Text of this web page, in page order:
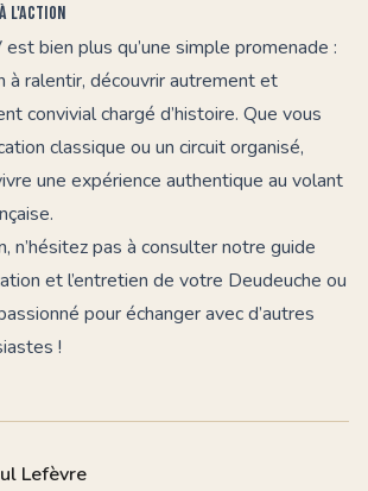
l'action
est bien plus qu’une simple promenade :
à ralentir, découvrir autrement et
convivial chargé d’histoire. Que vous
classique ou un circuit organisé,
une expérience authentique au volant
n’hésitez pas à consulter notre guide
et l’entretien de votre Deudeuche ou
pour échanger avec d’autres
!
Lefèvre